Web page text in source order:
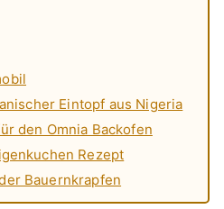
Eintopf aus Nigeria
den Omnia Backofen
Rezept
Bauernkrapfen